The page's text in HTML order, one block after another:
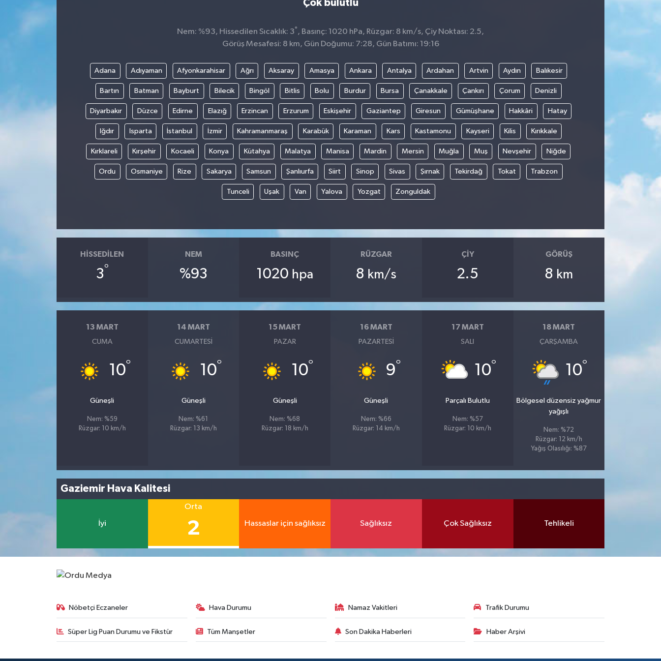
Çok bulutlu
Nem: %93, Hissedilen Sıcaklık: 3° , Basınç: 1020 hPa, Rüzgar: 8 km/s, Çiy Noktası: 2.5,
Görüş Mesafesi: 8 km, Gün Doğumu: 7:28, Gün Batımı: 19:16
Adana Adıyaman Afyonkarahisar Ağrı Aksaray Amasya Ankara Antalya Ardahan Artvin Aydın Balıkesir
Bartın Batman Bayburt Bilecik Bingöl Bitlis Bolu Burdur Bursa Çanakkale Çankırı Çorum Denizli
Diyarbakır Düzce Edirne Elazığ Erzincan Erzurum Eskişehir Gaziantep Giresun Gümüşhane Hakkâri Hatay
Iğdır Isparta İstanbul İzmir Kahramanmaraş Karabük Karaman Kars Kastamonu Kayseri Kilis Kırıkkale
Kırklareli Kırşehir Kocaeli Konya Kütahya Malatya Manisa Mardin Mersin Muğla Muş Nevşehir Niğde
Ordu Osmaniye Rize Sakarya Samsun Şanlıurfa Siirt Sinop Sivas Şırnak Tekirdağ Tokat Trabzon
Tunceli Uşak Van Yalova Yozgat Zonguldak
HISSEDILEN
3°
NEM
%93
BASINÇ
1020 hpa
RÜZGAR
8 km/s
ÇIY
2.5
GÖRÜŞ
8 km
13 MART
CUMA
10°
Güneşli
Nem: %59
Rüzgar: 10 km/h
14 MART
CUMARTESI
10°
Güneşli
Nem: %61
Rüzgar: 13 km/h
15 MART
PAZAR
10°
Güneşli
Nem: %68
Rüzgar: 18 km/h
16 MART
PAZARTESI
9°
Güneşli
Nem: %66
Rüzgar: 14 km/h
17 MART
SALI
10°
Parçalı Bulutlu
Nem: %57
Rüzgar: 10 km/h
18 MART
ÇARŞAMBA
10°
Bölgesel düzensiz yağmur
yağışlı
Nem: %72
Rüzgar: 12 km/h
Yağış Olasılığı: %87
Gaziemir Hava Kalitesi
İyi
Orta
2 Hassaslar için sağlıksız Sağlıksız Çok Sağlıksız Tehlikeli
Nöbetçi Eczaneler Hava Durumu Namaz Vakitleri Trafik Durumu
Süper Lig Puan Durumu ve Fikstür Tüm Manşetler Son Dakika Haberleri Haber Arşivi